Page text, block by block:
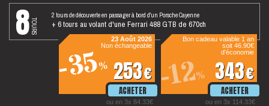
8tours
2 tours de découverte en passager à bord d'un Porsche Cayenne
+ 6 tours au volant d'une Ferrari 488 GTB de 670ch
Bon cadeau valable 1 an
343€
ou en 3x 114.33€
-12%
soit 46.90€
d'économie
23 Août 2026
Non échangeable
253€
ou en 3x 84.33€
-35%